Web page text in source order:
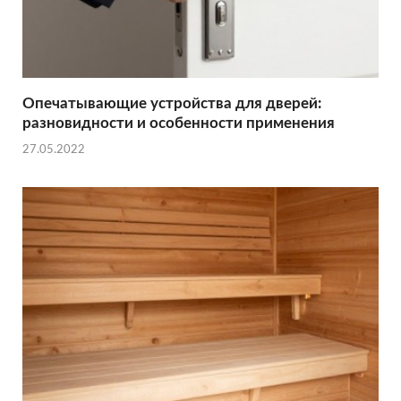
Опечатывающие устройства для дверей:
разновидности и особенности применения
27.05.2022